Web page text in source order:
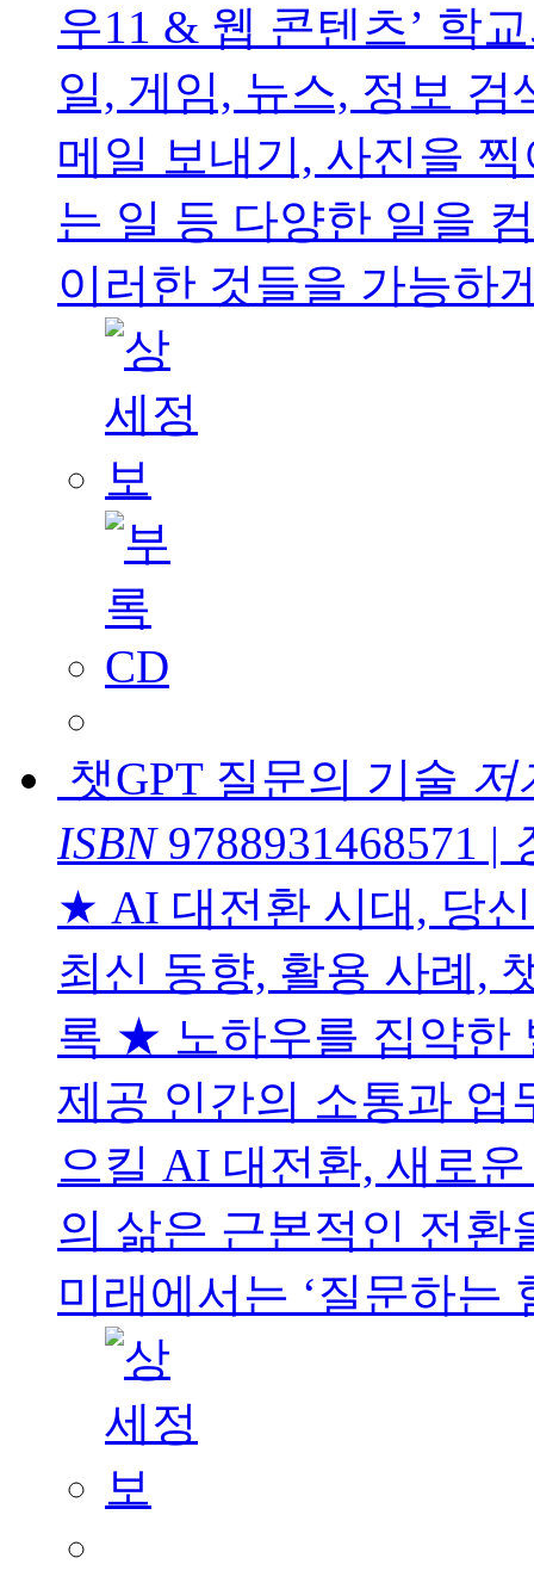
우11 & 웹 콘텐츠’ 학
일, 게임, 뉴스, 정보
메일 보내기, 사진을
는 일 등 다양한 일을
이러한 것들을 가능하
챗GPT 질문의 기술 저
ISBN9788931468571 |
★ AI 대전환 시대, 당
최신 동향, 활용 사례,
록 ★ 노하우를 집약한
제공 인간의 소통과 업
으킬 AI 대전환, 새로
의 삶은 근본적인 전환
미래에서는 ‘질문하는